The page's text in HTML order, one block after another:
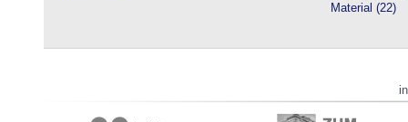
Material (22)